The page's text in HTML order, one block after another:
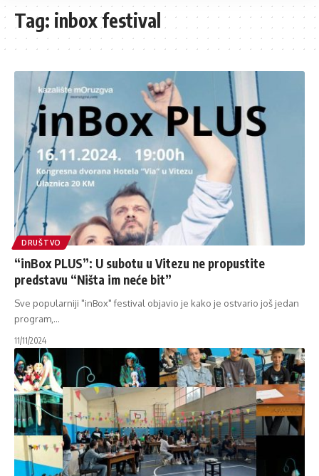
Tag: inbox festival
DRUŠTVO
“inBox PLUS”: U subotu u Vitezu ne propustite
predstavu “Ništa im neće bit”
Sve popularniji "inBox" festival objavio je kako je ostvario još jedan
program, …
11/11/2024